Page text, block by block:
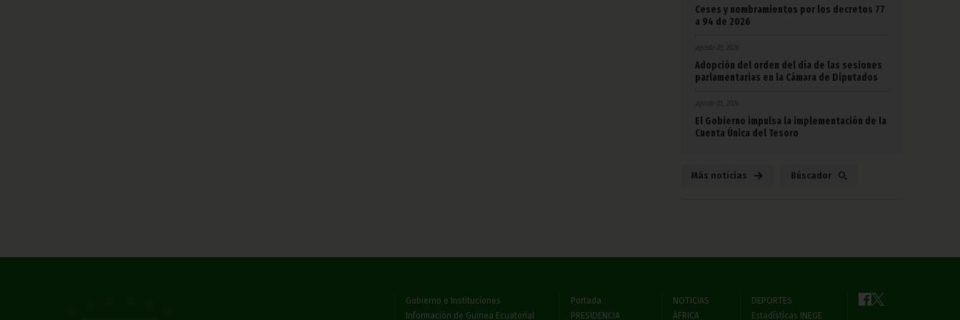
Ceses y nombramientos por los decretos 77
a 94 de 2026
agosto 05, 2026
Adopción del orden del día de las sesiones
parlamentarias en la Cámara de Diputados
agosto 05, 2026
El Gobierno impulsa la implementación de la
Cuenta Única del Tesoro
Más noticias Búscador
Gobierno e Instituciones
Información de Guinea Ecuatorial
Portada
PRESIDENCIA
NOTICIAS
ÁFRICA
DEPORTES
Estadísticas INEGE